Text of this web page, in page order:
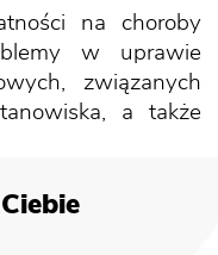
na choroby
w uprawie
związanych
a także